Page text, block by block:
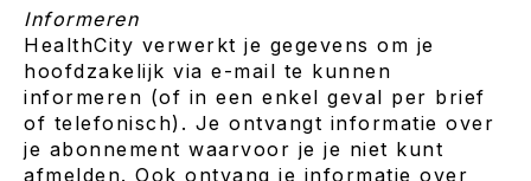
Informeren
HealthCity verwerkt je gegevens om je
hoofdzakelijk via e-mail te kunnen
informeren (of in een enkel geval per brief
of telefonisch). Je ontvangt informatie over
je abonnement waarvoor je je niet kunt
afmelden. Ook ontvang je informatie over